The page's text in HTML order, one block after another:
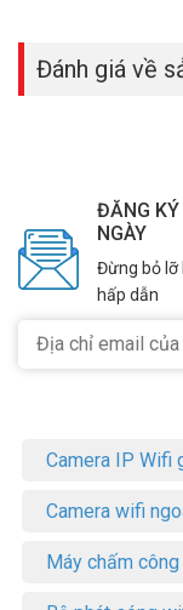
Đánh giá về
ĐĂNG KÝ
NGÀY
Đừng bỏ lỡ
hấp dẫn
Camera IP Wifi
Camera wifi
Máy chấm